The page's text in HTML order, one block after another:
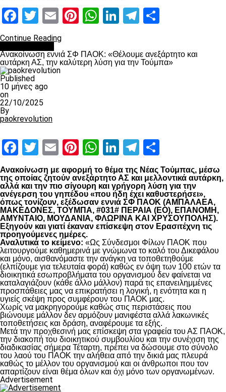
Facebook
Twitter
EmailPinterest
WhatsApp
LinkedIn
Telegram
Continue Reading
Ανακοίνωση εννιά ΣΦ ΠΑΟΚ: «Θέλουμε ανεξάρτητο και
αυτάρκη ΑΣ, την καλύτερη λύση για την Τούμπα»
Published
10 μήνες ago
on
22/10/2025
By
paokrevolution
Facebook
Twitter
EmailPinterest
WhatsApp
LinkedIn
Telegram
Ανακοίνωση με αφορμή το θέμα της Νέας Τούμπας, μέσω
της οποίας ζητούν ανεξάρτητο ΑΣ και μελλοντικά αυτάρκη,
αλλά και την πιο σίγουρη και γρήγορη λύση για την
ανέγερση του γηπέδου «που ήδη έχει καθυστερήσει»,
όπως τονίζουν, εξέδωσαν εννιά ΣΦ ΠΑΟΚ (ΑΜΠΑΛΑΕΑ,
ΜΑΚΕΔΟΝΕΣ, ΤΟΥΜΠΑ, #031# ΠΕΡΑΙΑ (ΕΟ), ΕΠΑΝΟΜΗ,
ΑΜΥΝΤΑΙΟ, ΜΟΥΔΑΝΙΑ, ΦΛΩΡΙΝΑ ΚΑΙ ΧΡΥΣΟΥΠΟΛΗΣ).
Εξηγούν και γιατί έκαναν επίσκεψη στον Ερασιτέχνη τις
προηγούμενες ημέρες.
Αναλυτικά το κείμενο: «Ως Σύνδεσμοι Φίλων ΠΑΟΚ που
λειτουργούμε καθημερινά με γνώμωνα το καλό του Δικεφάλου
και μόνο, αισθανόμαστε την ανάγκη να τοποθετηθούμε
(ελπίζουμε για τελευταία φορά) καθώς εν όψη των 100 ετών τα
διοικητικά εσωπροβλήματα του οργανισμού δεν φαίνεται να
καταλαγιάζουν (κάθε άλλο μάλλον) παρά τις επανειλημμένες
προσπάθειες μας να επικρατήσει η λογική, η ενότητα και η
υγιείς σκέψη προς συμφέρουν του ΠΑΟΚ μας.
Χωρίς να μακρηγορούμε καθώς στις περιστάσεις που
βιώνουμε μάλλον δεν αρμόζουν μανιφέστα αλλά λακωνικές
τοποθετήσεις και δράση, αναφέρουμε τα εξής.
Μετά την προχθεσινή μας επίσκεψη στα γραφεία του ΑΣ ΠΑΟΚ,
την διακοπή του διοικητικού συμβουλίου και την συνέχιση της
διαδικασίας σήμερα Τέταρτη, πρέπει να δώσουμε στο σύνολο
του λαού του ΠΑΟΚ την αλήθεια από την δικιά μας πλευρά
καθώς το μέλλον του οργανισμού και οι άνθρωποι που τον
απαρτίζουν είναι θέμα όλων και όχι μόνο των οργανωμένων.
Advertisement